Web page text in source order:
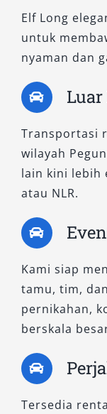
performa
solusi terkini
Varian ini
ramah
Dengan
NLR sangat
perjalanan
transportasi
pengalaman
Tak heran jika
pilihan favorit
kenyamanan
Pilih Tipe
Anda di
Salsa Wisata
perjalanan
Elf Long
untuk
nyaman dan
Transportasi
wilayah
lain kini lebih
atau NLR.
Kami siap
tamu, tim,
pernikahan,
berskala
Tersedia